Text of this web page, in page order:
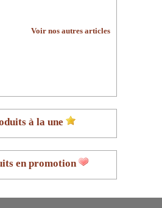
Voir nos autres articles
à la une
en promotion